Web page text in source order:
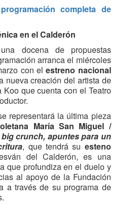
completa de
en el Calderón
docena de propuestas
arranca el miércoles
con elestreno nacional
nueva creación del artista de
que cuenta con el Teatro
representará la última pieza
María San Miguel /
crunch, apuntes para un
, que tendrá su esteno
del Calderón, es una
que profundiza en el duelo y
al apoyo de la Fundación
a través de su programa de